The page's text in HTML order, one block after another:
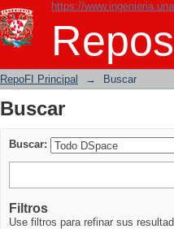
https://
Buscar
RepoFI Principal → Buscar
Buscar
Buscar:
Filtros
Use filtros para refinar sus